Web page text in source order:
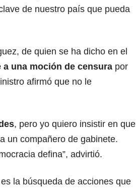
de nuestro país que pueda
de quien se ha dicho en el
a una moción de censura por
afirmó que no le
, pero yo quiero insistir en que
un compañero de gabinete.
defina”, advirtió.
la búsqueda de acciones que